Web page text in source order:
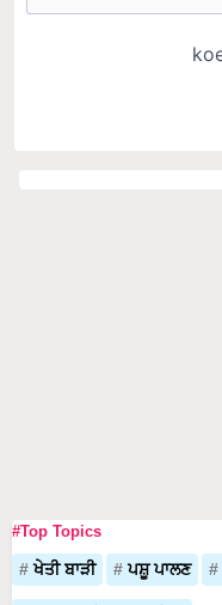
#Top Topics
ਖੇਤੀ ਬਾੜੀ ਪਸ਼ੂ ਪਾਲਣ